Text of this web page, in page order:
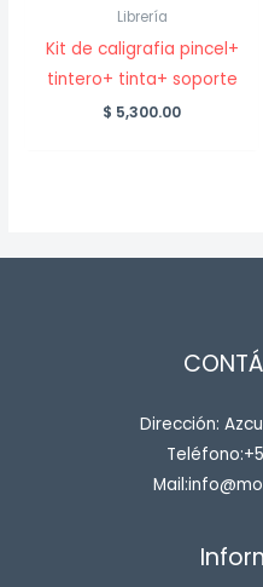
Librería
Kit de caligrafia pincel+
tintero+ tinta+ soporte
$ 5,300.00
Dirección: